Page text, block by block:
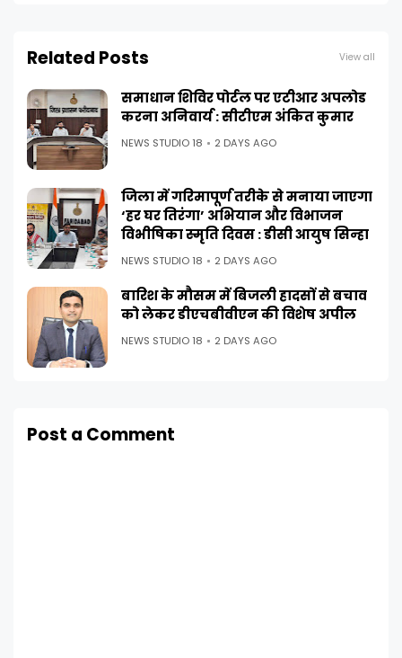
Related Posts View all
समाधान शिविर पोर्टल पर एटीआर अपलोड
करना अनिवार्य : सीटीएम अंकित कुमार
NEWS STUDIO 18 2 DAYS AGO
जिला में गरिमापूर्ण तरीके से मनाया जाएगा
‘हर घर तिरंगा’ अभियान और विभाजन
विभीषिका स्मृति दिवस : डीसी आयुष सिन्हा
NEWS STUDIO 18 2 DAYS AGO
बारिश के मौसम में बिजली हादसों से बचाव
को लेकर डीएचबीवीएन की विशेष अपील
NEWS STUDIO 18 2 DAYS AGO
Post a Comment